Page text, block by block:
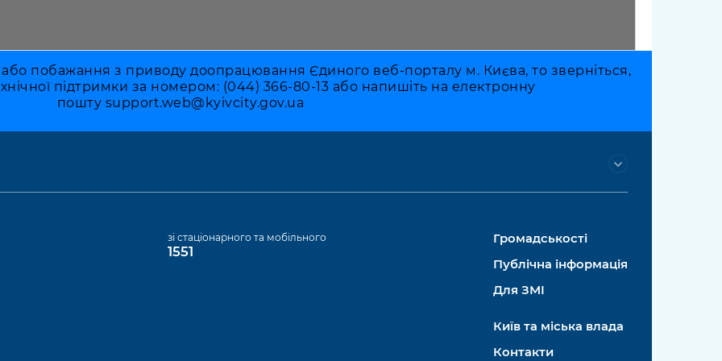
побажання з приводу доопрацювання Єдиного веб-порталу м. Києва, то зверніться,
підтримки за номером: (044) 366-80-13 або напишіть на електронну
пошту support.web@kyivcity.gov.ua
зі стаціонарного та мобільного
1551
Громадськості
Публічна інформація
Для ЗМІ
Київ та міська влада
Контакти